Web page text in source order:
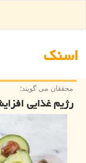
اسنك
محققان می گویند؛
رژیم غذایی